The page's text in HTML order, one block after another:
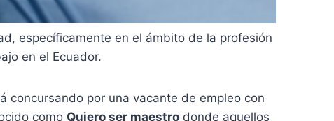
específicamente en el ámbito de la profesión
en el Ecuador.
concursando por una vacante de empleo con
como Quiero ser maestro donde aquellos